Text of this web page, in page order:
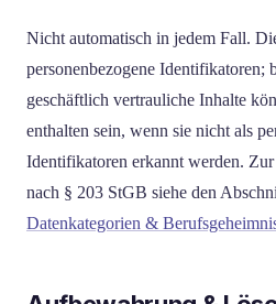
Nicht automatisch in jedem Fall.
personenbezogene Identifikatoren;
geschäftlich vertrauliche Inhalte
enthalten sein, wenn sie nicht als
Identifikatoren erkannt werden.
nach § 203 StGB siehe den
Datenkategorien &